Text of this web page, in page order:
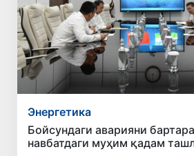
Энергетика
Бойсундаги аварияни
навбатдаги муҳим қадам